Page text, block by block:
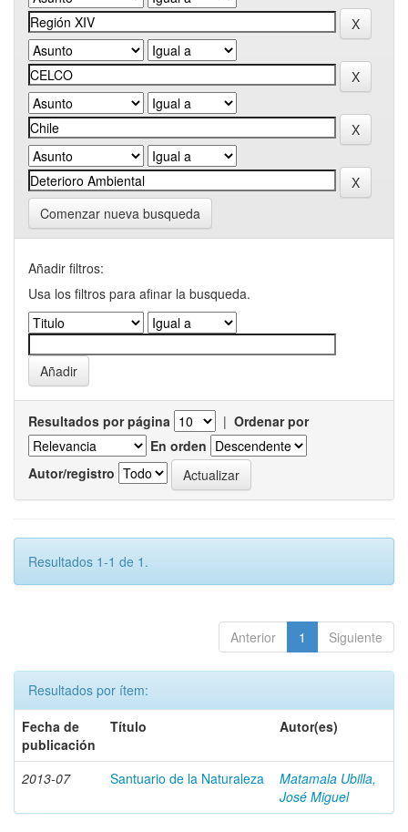
Comenzar nueva busqueda
Añadir filtros:
Usa los filtros para afinar la busqueda.
Resultados por página | Ordenar por
En orden
Autor/registro
Resultados 1-1 de 1.
Anterior 1 Siguiente
Resultados por ítem:
Fecha de
publicación
Título Autor(es)
2013-07 Santuario de la Naturaleza
Matamala Ubilla,
José Miguel